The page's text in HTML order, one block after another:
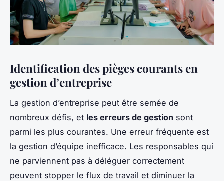
Identification des pièges courants en
gestion d’entreprise
La gestion d’entreprise peut être semée de
nombreux défis, et les erreurs de gestion sont
parmi les plus courantes. Une erreur fréquente est
la gestion d’équipe inefficace. Les responsables qui
ne parviennent pas à déléguer correctement
peuvent stopper le flux de travail et diminuer la